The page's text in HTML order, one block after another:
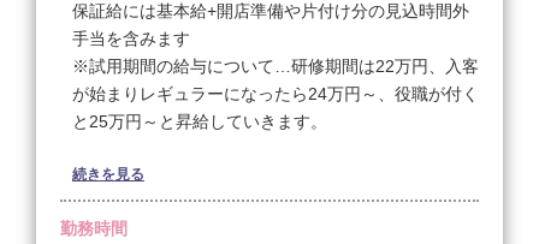
保証給には基本給+開店準備や片付け分の見込時間外
手当を含みます
※試用期間の給与について…研修期間は22万円、入客
が始まりレギュラーになったら24万円～、役職が付く
と25万円～と昇給していきます。
［週休3日もOK！］
週休3日社員さんも同時募集！
休日を多くして1日あたりの勤務時間を伸ばすパター
続きを見る
勤務時間